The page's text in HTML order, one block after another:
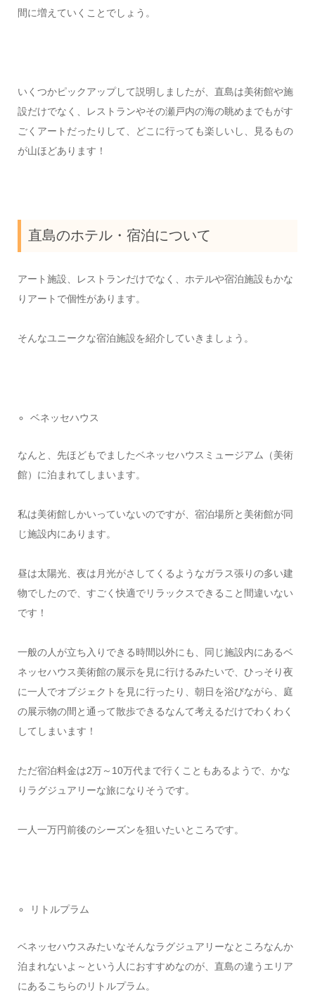
間に増えていくことでしょう。
いくつかピックアップして説明しましたが、直島は美術館や施
設だけでなく、レストランやその瀬戸内の海の眺めまでもがす
ごくアートだったりして、どこに行っても楽しいし、見るもの
が山ほどあります！
直島のホテル・宿泊について
アート施設、レストランだけでなく、ホテルや宿泊施設もかな
りアートで個性があります。
そんなユニークな宿泊施設を紹介していきましょう。
ベネッセハウス
なんと、先ほどもでましたベネッセハウスミュージアム（美術
館）に泊まれてしまいます。
私は美術館しかいっていないのですが、宿泊場所と美術館が同
じ施設内にあります。
昼は太陽光、夜は月光がさしてくるようなガラス張りの多い建
物でしたので、すごく快適でリラックスできること間違いない
です！
一般の人が立ち入りできる時間以外にも、同じ施設内にあるベ
ネッセハウス美術館の展示を見に行けるみたいで、ひっそり夜
に一人でオブジェクトを見に行ったり、朝日を浴びながら、庭
の展示物の間と通って散歩できるなんて考えるだけでわくわく
してしまいます！
ただ宿泊料金は2万～10万代まで行くこともあるようで、かな
りラグジュアリーな旅になりそうです。
一人一万円前後のシーズンを狙いたいところです。
リトルプラム
ベネッセハウスみたいなそんなラグジュアリーなところなんか
泊まれないよ～という人におすすめなのが、直島の違うエリア
にあるこちらのリトルプラム。